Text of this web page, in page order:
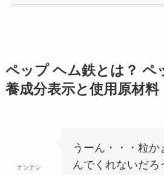
ペップ ヘム鉄とは？ ペ
養成分表示と使用原材料
ナンナン
うーん・・・粒か
んでくれないだろ